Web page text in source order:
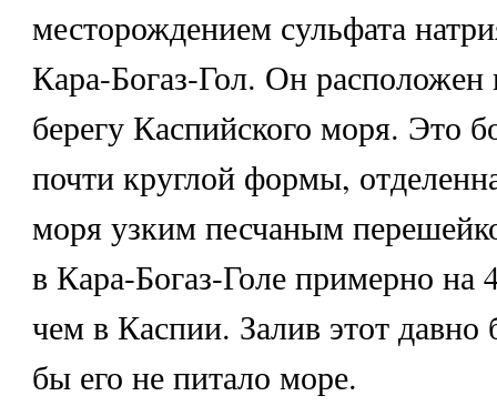
месторождением сульфата
Кара-Богаз-Гол. Он расположен
берегу Каспийского моря. Это
почти круглой формы,
моря узким песчаным
в Кара-Богаз-Голе примерно на
чем в Каспии. Залив этот давно
бы его не питало море.